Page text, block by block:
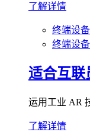
了解详情
终端设
终端设
适合互联
运用工业 AR
了解详情